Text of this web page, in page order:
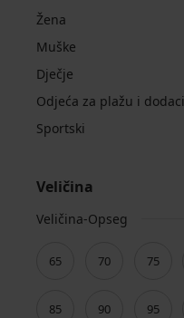
Žena
Muške
Dječje
Odjeća za plažu i dodaci
Sportski
Veličina
Veličina-Opseg
65 70 75
85 90 95